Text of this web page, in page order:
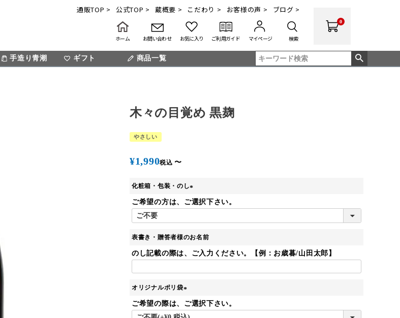
通販TOP > 公式TOP > 蔵概要 > こだわり > お客様の声 > ブログ >
ホーム お問い合わせ お気に入り ご利用ガイド マイページ 検索
0
手造り青潮 ギフト 商品一覧
木々の目覚め 黒麹
やさしい
¥1,990税込 〜
化粧箱・包装・のし
(
須
)
ご希望の方は、ご選択下さい。
表書き・贈答者様のお名前
のし記載の際は、ご入力ください。【例：お歳暮/山田太郎】
オリジナルポリ袋
(
必
ご希望の際は、ご選択下さい。